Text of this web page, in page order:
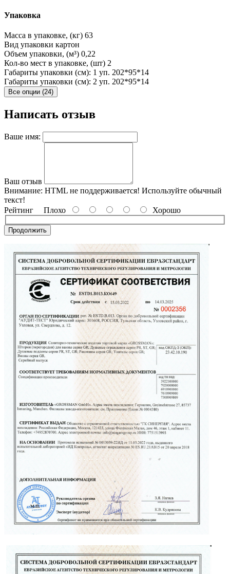
Упаковка
Масса в упаковке, (кг) 63
Вид упаковки картон
Объем упаковки, (м³) 0,22
Кол-во мест в упаковке, (шт) 2
Габариты упаковки (см): 1 уп. 202*95*14
Габариты упаковки (см): 2 уп. 202*95*14
Все опции (24)
Написать отзыв
Ваше имя:
Ваш отзыв
Внимание: HTML не поддерживается! Используйте обычный
текст!
Рейтинг Плохо Хорошо
Продолжить